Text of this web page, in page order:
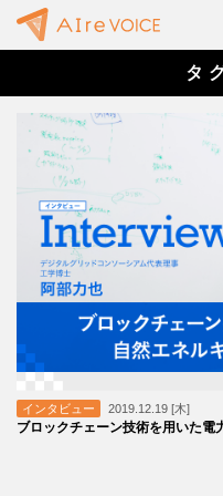
タ
インタビュー 2019.12.19 [木]
ブロックチェーン技術を用いた電